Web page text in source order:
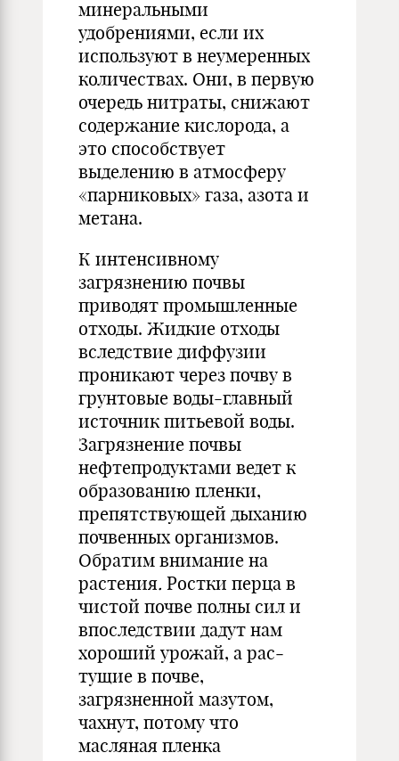
минеральны­ми
удобрениями, если их
используют в неумеренных
количествах. Они, в первую
очередь нитраты, снижают
со­держание кислорода, а
это способству­ет
выделению в атмосферу
«парнико­вых» газа, азота и
метана.
К интенсивному
загрязнению по­чвы
приводят промышленные
отходы. Жидкие отходы
вследствие диф­фузии
проникают через почву в
грун­товые воды-главный
источник пи­тьевой воды.
Загрязнение почвы
нефтепродуктами ведет к
образова­нию пленки,
препятствующей дыха­нию
почвенных организмов.
Обра­тим внимание на
растения. Ростки перца в
чис­той почве полны сил и
впоследствии дадут нам
хороший урожай, а рас­
тущие в почве,
загрязненной мазу­том,
чахнут, потому что
масляная пленка